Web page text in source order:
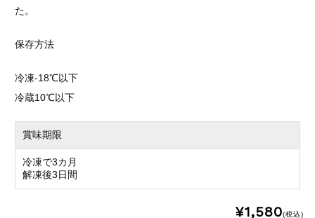
た。
保存方法
冷凍-18℃以下
冷蔵10℃以下
賞味期限
冷凍で3カ月
解凍後3日間
¥1,580(税込)